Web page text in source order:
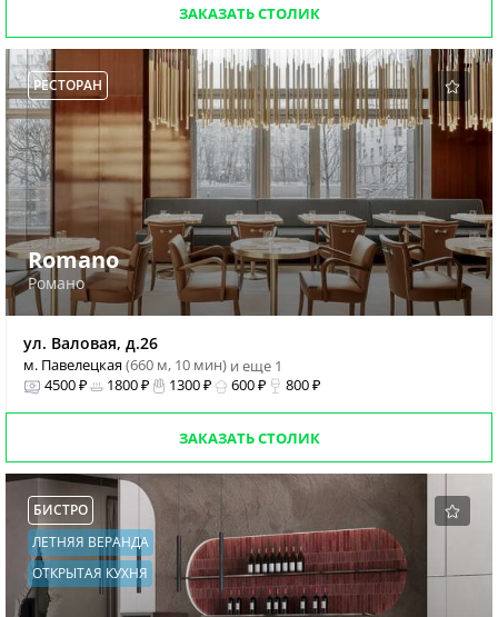
ЗАКАЗАТЬ СТОЛИК
РЕСТОРАН
Romano
Романо
ул. Валовая, д.26
м. Павелецкая(660 м, 10 мин) и еще 1
4500 ₽
1800 ₽ 1300 ₽ 600 ₽ 800 ₽
ЗАКАЗАТЬ СТОЛИК
БИСТРО
ЛЕТНЯЯ ВЕРАНДА
ОТКРЫТАЯ КУХНЯ